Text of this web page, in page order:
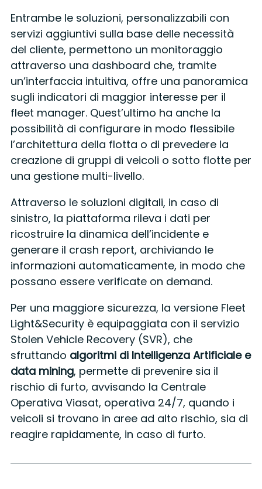
Entrambe le soluzioni, personalizzabili con
servizi aggiuntivi sulla base delle necessità
del cliente, permettono un monitoraggio
attraverso una dashboard che, tramite
un’interfaccia intuitiva, offre una panoramica
sugli indicatori di maggior interesse per il
fleet manager. Quest’ultimo ha anche la
possibilità di configurare in modo flessibile
l’architettura della flotta o di prevedere la
creazione di gruppi di veicoli o sotto flotte per
una gestione multi-livello.
Attraverso le soluzioni digitali, in caso di
sinistro, la piattaforma rileva i dati per
ricostruire la dinamica dell’incidente e
generare il crash report, archiviando le
informazioni automaticamente, in modo che
possano essere verificate on demand.
Per una maggiore sicurezza, la versione Fleet
Light&Security è equipaggiata con il servizio
Stolen Vehicle Recovery (SVR), che
sfruttando algoritmi di Intelligenza Artificiale e
data mining, permette di prevenire sia il
rischio di furto, avvisando la Centrale
Operativa Viasat, operativa 24/7, quando i
veicoli si trovano in aree ad alto rischio, sia di
reagire rapidamente, in caso di furto.